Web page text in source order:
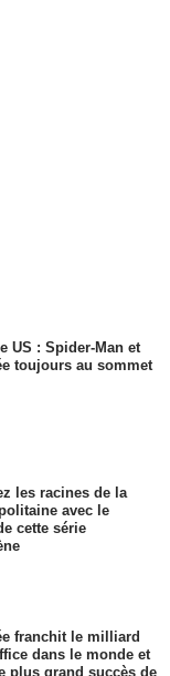
US : Spider-Man et
toujours au sommet
les racines de la
avec le
cette série
franchit le milliard
dans le monde et
plus grand succès de